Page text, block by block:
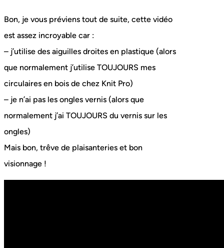
Bon, je vous préviens tout de suite, cette vidéo
est assez incroyable car :
– j’utilise des aiguilles droites en plastique (alors
que normalement j’utilise TOUJOURS mes
circulaires en bois de chez Knit Pro)
– je n’ai pas les ongles vernis (alors que
normalement j’ai TOUJOURS du vernis sur les
ongles)
Mais bon, trêve de plaisanteries et bon
visionnage !